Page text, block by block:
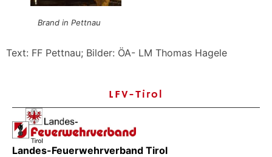
Brand in Pettnau
Text: FF Pettnau; Bilder: ÖA- LM Thomas Hagele
LFV-Tirol
Landes-Feuerwehrverband Tirol